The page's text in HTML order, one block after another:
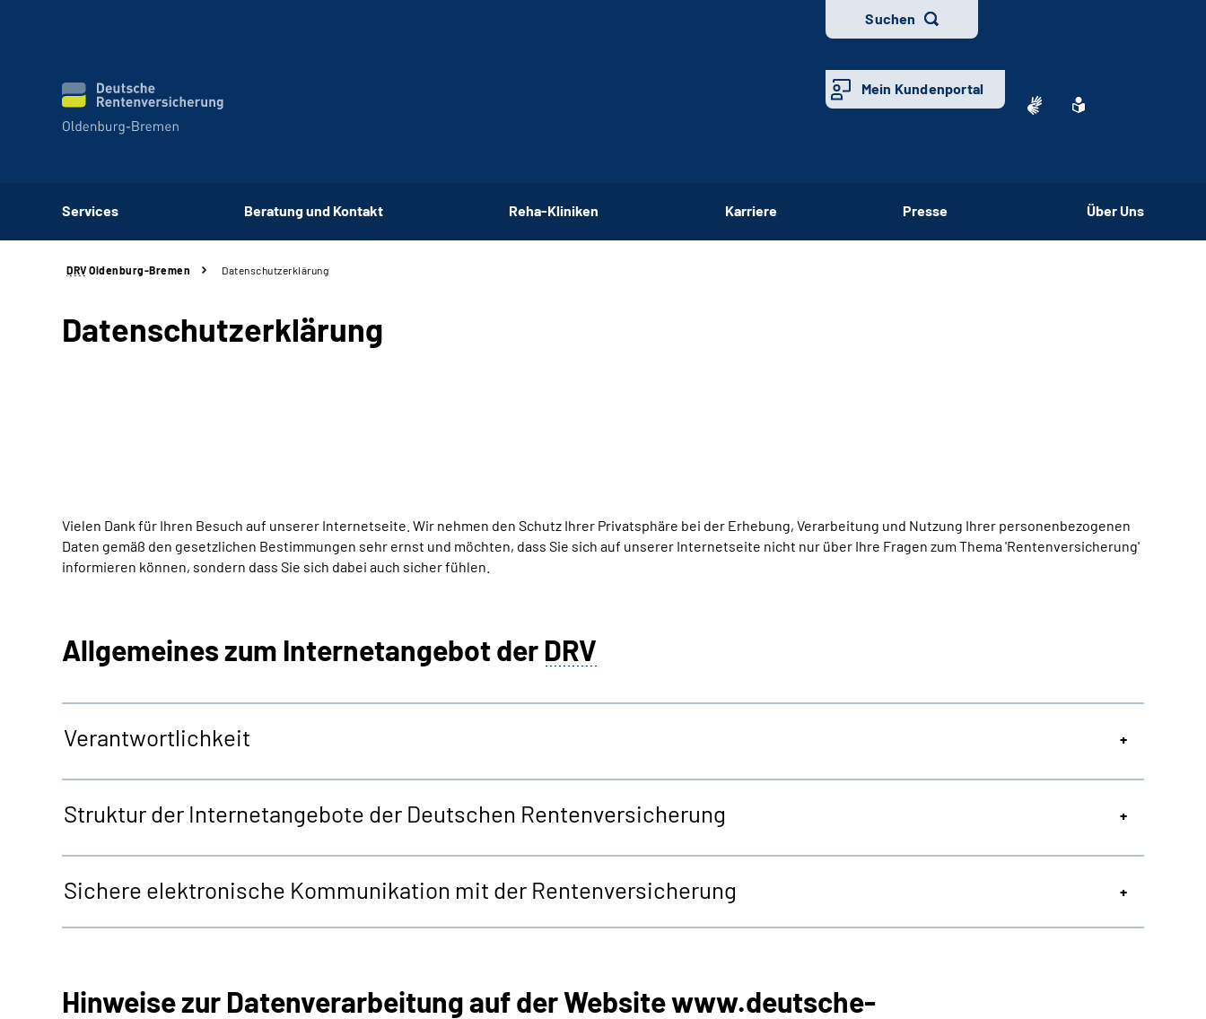
Suchen
Mein Kundenportal
Services Beratung und Kontakt Reha-Kliniken Karriere Presse Über Uns
DRV Oldenburg-Bremen Datenschutzerklärung
Datenschutzerklärung
Vielen Dank für Ihren Besuch auf unserer Internetseite. Wir nehmen den Schutz Ihrer Privatsphäre bei der Erhebung, Verarbeitung und Nutzung Ihrer personenbezogenen
Daten gemäß den gesetzlichen Bestimmungen sehr ernst und möchten, dass Sie sich auf unserer Internetseite nicht nur über Ihre Fragen zum Thema 'Rentenversicherung'
informieren können, sondern dass Sie sich dabei auch sicher fühlen.
Allgemeines zum Internetangebot der DRV
Verantwortlichkeit
Struktur der Internetangebote der Deutschen Rentenversicherung
Sichere elektronische Kommunikation mit der Rentenversicherung
Hinweise zur Datenverarbeitung auf derWebsitewww.deutsche-